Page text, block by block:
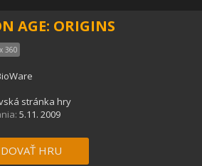
AGE: ORIGINS
360
stránka hry
5.11. 2009
HRU